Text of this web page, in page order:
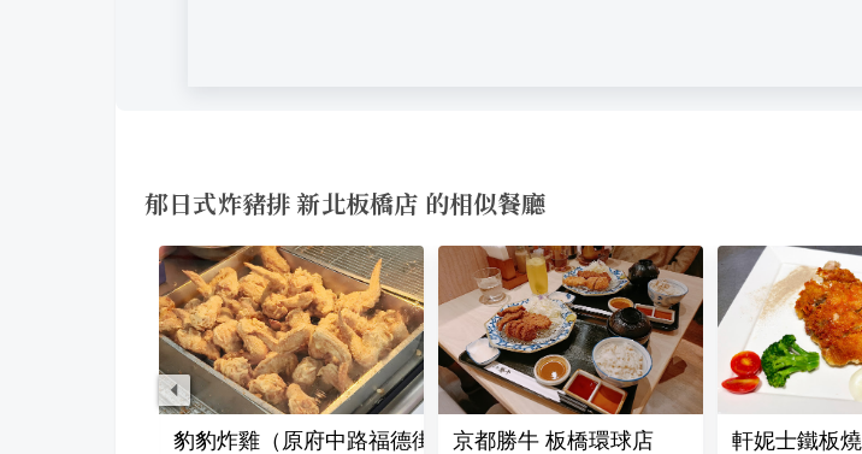
郁日式炸豬排 新北板橋店 的相似餐廳
豹豹炸雞（原府中路福德街口炸雞）京都勝牛 板橋環球店 軒妮士鐵板燒